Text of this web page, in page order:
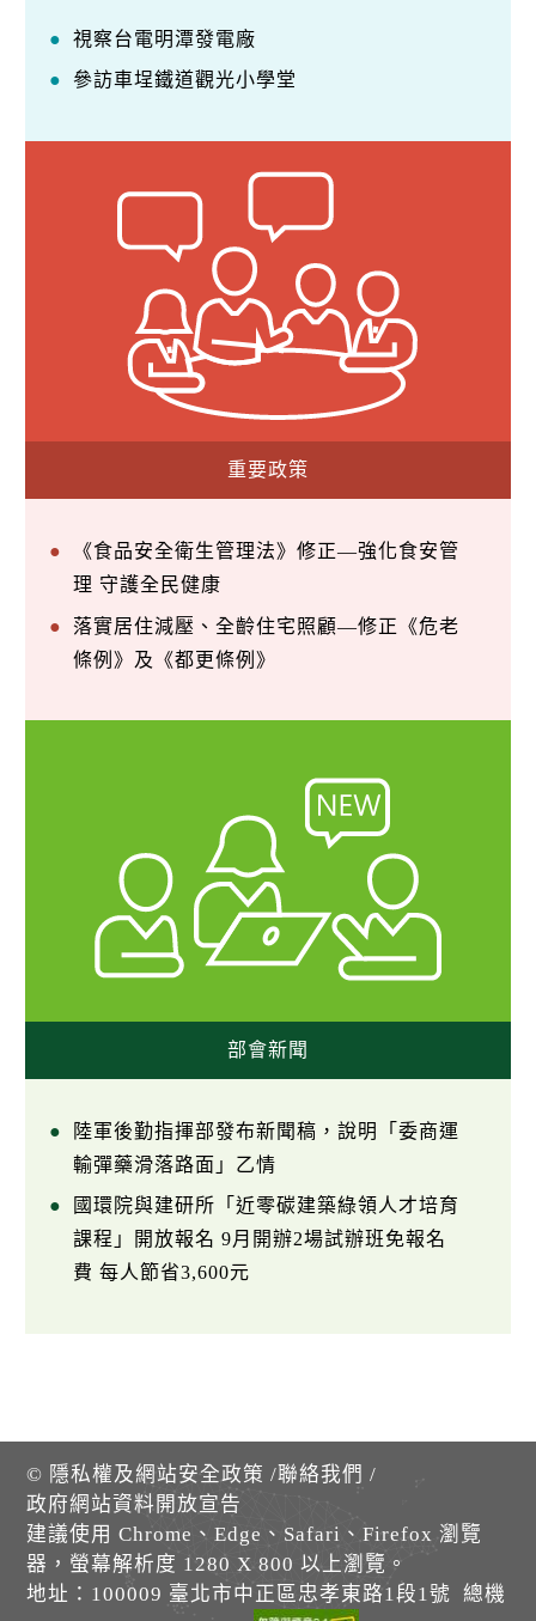
視察台電明潭發電廠
參訪車埕鐵道觀光小學堂
重要政策
《食品安全衛生管理法》修正—強化食安管
理 守護全民健康
落實居住減壓、全齡住宅照顧—修正《危老
條例》及《都更條例》
部會新聞
陸軍後勤指揮部發布新聞稿，說明「委商運
輸彈藥滑落路面」乙情
國環院與建研所「近零碳建築綠領人才培育
課程」開放報名 9月開辦2場試辦班免報名
費 每人節省3,600元
© 隱私權及網站安全政策 /聯絡我們 /
政府網站資料開放宣告
建議使用 Chrome、Edge、Safari、Firefox 瀏覽
器，螢幕解析度 1280 X 800 以上瀏覽。
地址：100009 臺北市中正區忠孝東路1段1號 總機